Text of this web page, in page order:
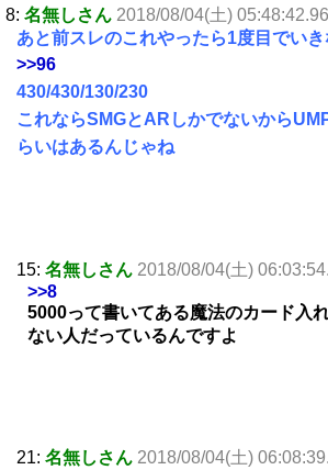
8: 名無しさん 2018/08/04(土) 05:48:42.96
あと前スレのこれやったら1度目でい
>>96
430/430/130/230
これならSMGとARしかでないから
らいはあるんじゃね
15: 名無しさん 2018/08/04(土)
>>8
5000って書いてある魔法のカード入
ない人だっているんですよ
21: 名無しさん 2018/08/04(土)